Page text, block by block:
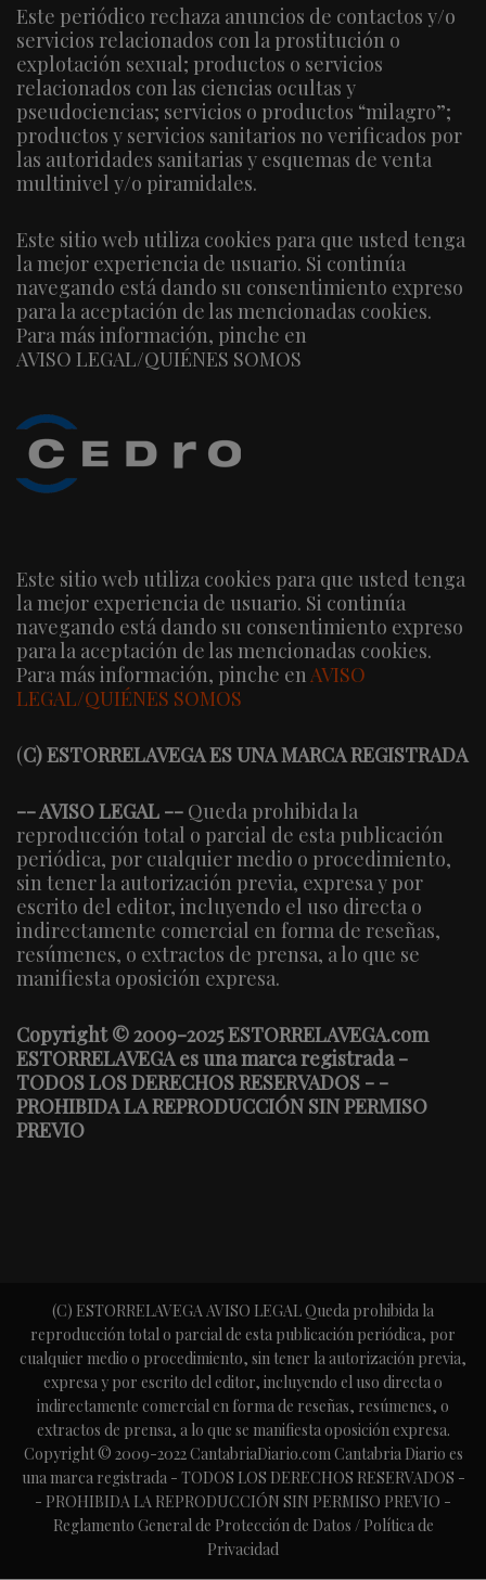
Este periódico rechaza anuncios de contactos y/o
servicios relacionados con la prostitución o
explotación sexual; productos o servicios
relacionados con las ciencias ocultas y
pseudociencias; servicios o productos “milagro”;
productos y servicios sanitarios no verificados por
las autoridades sanitarias y esquemas de venta
multinivel y/o piramidales.
Este sitio web utiliza cookies para que usted tenga
la mejor experiencia de usuario. Si continúa
navegando está dando su consentimiento expreso
para la aceptación de las mencionadas cookies.
Para más información, pinche en
AVISO LEGAL/QUIÉNES SOMOS
Este sitio web utiliza cookies para que usted tenga
la mejor experiencia de usuario. Si continúa
navegando está dando su consentimiento expreso
para la aceptación de las mencionadas cookies.
Para más información, pinche enAVISO
LEGAL/QUIÉNES SOMOS
(C) ESTORRELAVEGA ES UNA MARCA REGISTRADA
-- AVISO LEGAL -- Queda prohibida la
reproducción total o parcial de esta publicación
periódica, por cualquier medio o procedimiento,
sin tener la autorización previa, expresa y por
escrito del editor, incluyendo el uso directa o
indirectamente comercial en forma de reseñas,
resúmenes, o extractos de prensa, a lo que se
manifiesta oposición expresa.
Copyright © 2009-2025 ESTORRELAVEGA.com
ESTORRELAVEGA es una marca registrada -
TODOS LOS DERECHOS RESERVADOS - -
PROHIBIDA LA REPRODUCCIÓN SIN PERMISO
PREVIO
(C) ESTORRELAVEGA AVISO LEGAL Queda prohibida la
reproducción total o parcial de esta publicación periódica, por
cualquier medio o procedimiento, sin tener la autorización previa,
expresa y por escrito del editor, incluyendo el uso directa o
indirectamente comercial en forma de reseñas, resúmenes, o
extractos de prensa, a lo que se manifiesta oposición expresa.
Copyright © 2009-2022 CantabriaDiario.com Cantabria Diario es
una marca registrada - TODOS LOS DERECHOS RESERVADOS -
- PROHIBIDA LA REPRODUCCIÓN SIN PERMISO PREVIO -
Reglamento General de Protección de Datos / Política de
Privacidad